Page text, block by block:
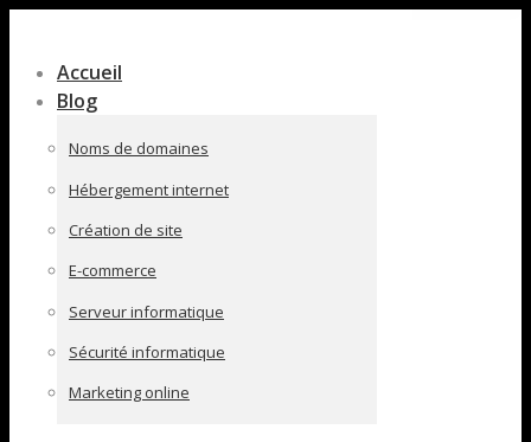
pleine
largeur
Accueil
Blog
Noms de domaines
Hébergement internet
Création de site
E-commerce
Serveur informatique
Sécurité informatique
Marketing online